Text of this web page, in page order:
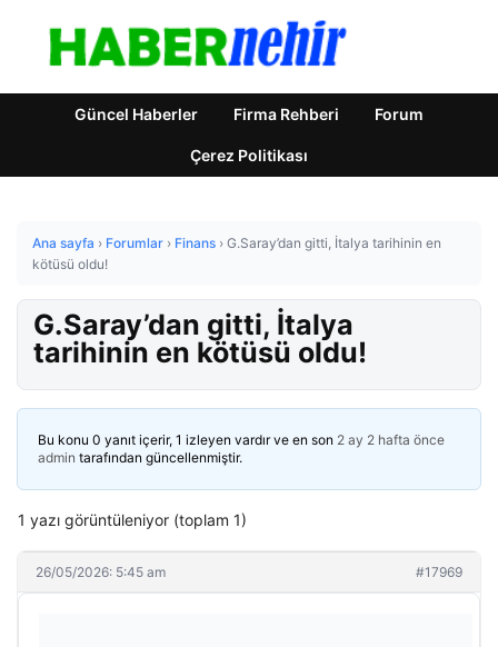
Güncel Haberler Firma Rehberi Forum
Çerez Politikası
Ana sayfa › Forumlar › Finans › G.Saray’dan gitti, İtalya tarihinin en
kötüsü oldu!
G.Saray’dan gitti, İtalya
tarihinin en kötüsü oldu!
Bu konu 0 yanıt içerir, 1 izleyen vardır ve en son 2 ay 2 hafta önce
admin tarafından güncellenmiştir.
1 yazı görüntüleniyor (toplam 1)
26/05/2026: 5:45 am #17969